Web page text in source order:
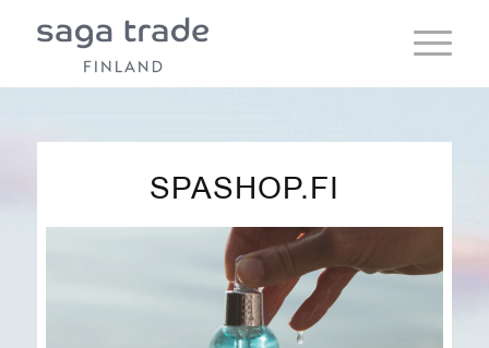
SPASHOP.FI